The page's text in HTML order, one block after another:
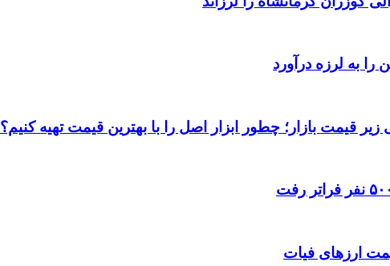
را به لرزه درآورد
قیمت بازار؛ چطور ابزار اصل را با بهترین قیمت تهیه کنیم؟
ارزهای فیات